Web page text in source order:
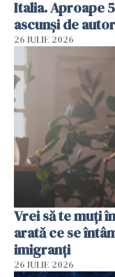
Italia. Aproape
ascunși de
26 IULIE 2026
Vrei să te muți
arată ce se
imigranți
26 IULIE 2026